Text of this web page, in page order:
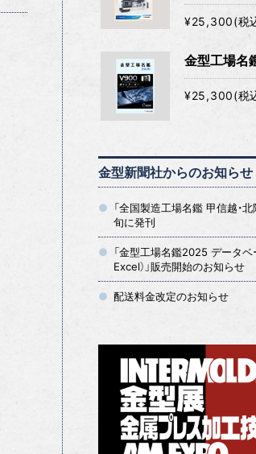
¥25,300(税
金型工場名
¥25,300(税
金型新聞社からのお知らせ
「全国製造工場名鑑 甲信越・
旬に発刊
「金型工場名鑑2025 データベ
Excel）」販売開始のお知らせ
配送料金改定のお知らせ